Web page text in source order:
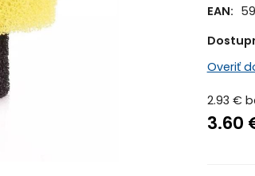
EAN:
Overiť
2.93 €
3.60